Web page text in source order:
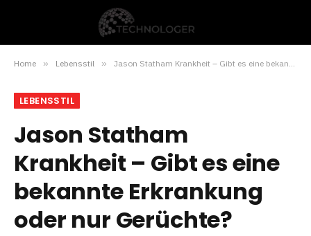
Home » Lebensstil » Jason Statham Krankheit – Gibt es eine bekannte Erkrankung oder nur Gerüchte?
LEBENSSTIL
Jason Statham
Krankheit – Gibt es eine
bekannte Erkrankung
oder nur Gerüchte?